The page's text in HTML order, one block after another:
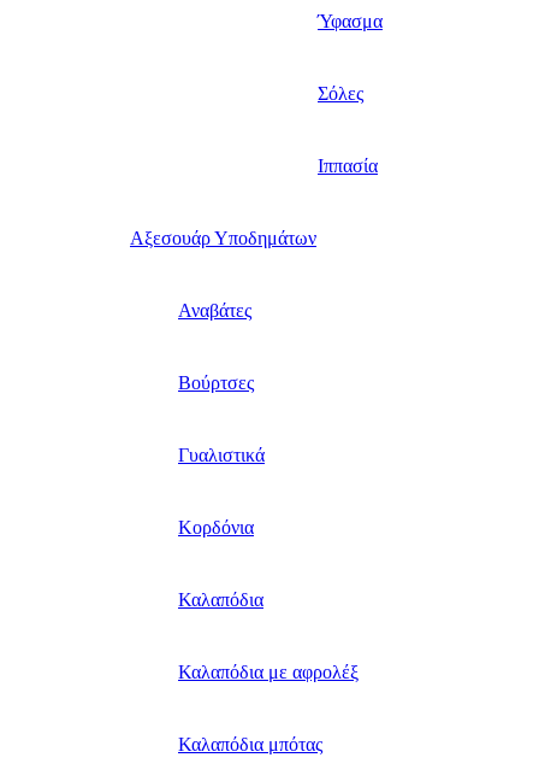
Ύφασμα
Σόλες
Ιππασία
Αξεσουάρ Υποδημάτων
Αναβάτες
Βούρτσες
Γυαλιστικά
Κορδόνια
Καλαπόδια
Καλαπόδια με αφρολέξ
Καλαπόδια μπότας